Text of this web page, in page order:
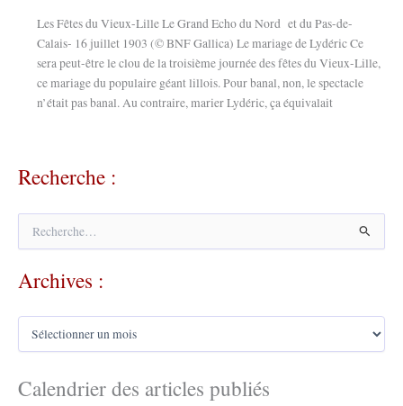
Les Fêtes du Vieux-Lille Le Grand Echo du Nord et du Pas-de-
Calais- 16 juillet 1903 (© BNF Gallica) Le mariage de Lydéric Ce
sera peut-être le clou de la troisième journée des fêtes du Vieux-Lille,
ce mariage du populaire géant lillois. Pour banal, non, le spectacle
n’était pas banal. Au contraire, marier Lydéric, ça équivalait
Recherche :
h
e
h
r
Archives :
A
h
iCalendrier des articles publiés